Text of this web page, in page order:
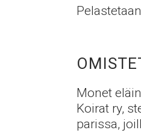
Monet
Koirat ry,
parissa,